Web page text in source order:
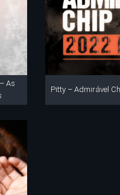
As
Pitty – Admirável